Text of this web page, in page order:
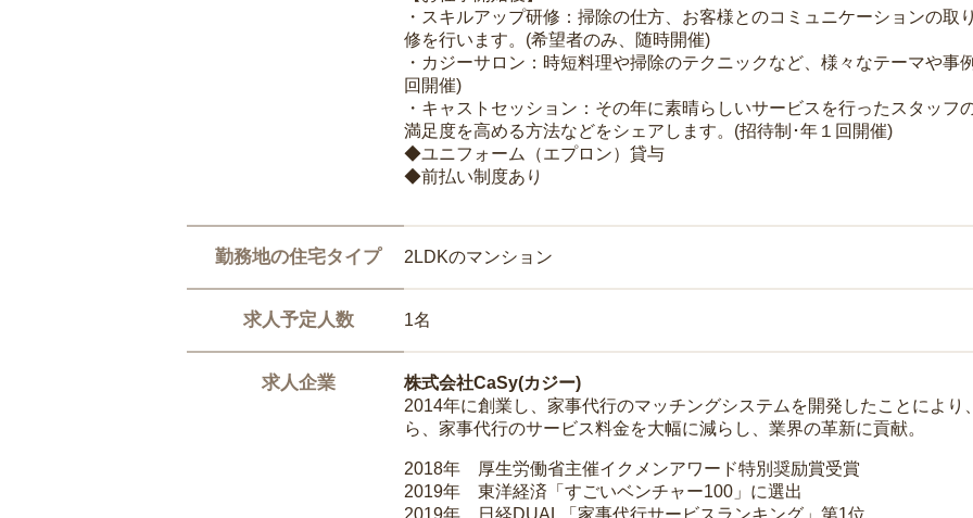
・スキルアップ研修：掃除の仕方、お客様とのコミュニケーションの
修を行います。(希望者のみ、随時開催)
・カジーサロン：時短料理や掃除のテクニックなど、様々なテーマや事
回開催)
・キャストセッション：その年に素晴らしいサービスを行ったスタッ
満足度を高める方法などをシェアします。(招待制･年１回開催)
◆ユニフォーム（エプロン）貸与
◆前払い制度あり
勤務地の住宅タイプ 2LDKのマンション
求人予定人数 1名
求人企業
株式会社CaSy(カジー)
2014年に創業し、家事代行のマッチングシステムを開発したことによ
ら、家事代行のサービス料金を大幅に減らし、業界の革新に貢献。
2018年 厚生労働省主催イクメンアワード特別奨励賞受賞
2019年 東洋経済「すごいベンチャー100」に選出
2019年 日経DUAL「家事代行サービスランキング」第1位